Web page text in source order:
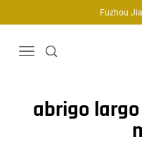
Fuzhou
abrigo